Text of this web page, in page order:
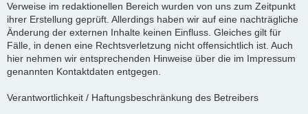
Verweise im redaktionellen Bereich wurden von uns zum Zeitpunkt
ihrer Erstellung geprüft. Allerdings haben wir auf eine nachträgliche
Änderung der externen Inhalte keinen Einfluss. Gleiches gilt für
Fälle, in denen eine Rechtsverletzung nicht offensichtlich ist. Auch
hier nehmen wir entsprechenden Hinweise über die im Impressum
genannten Kontaktdaten entgegen.
Verantwortlichkeit / Haftungsbeschränkung des Betreibers